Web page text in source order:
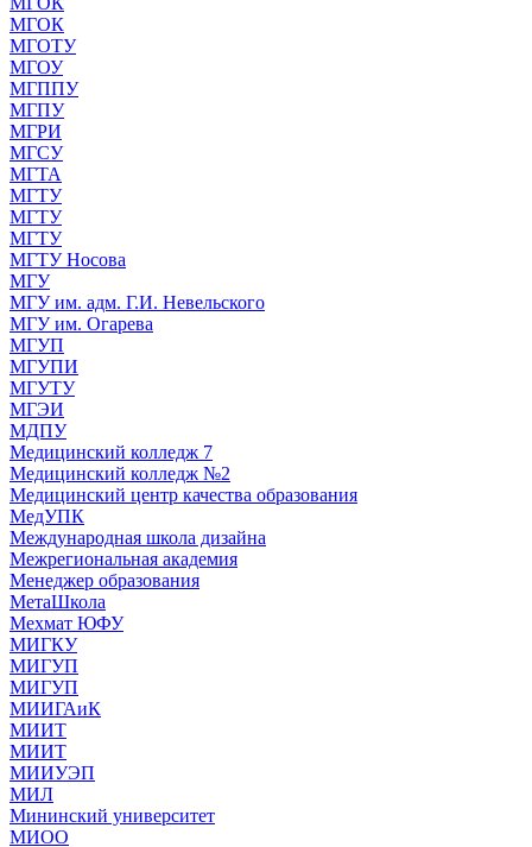
МГОК
МГОТУ
МГОУ
МГППУ
МГПУ
МГРИ
МГСУ
МГТА
МГТУ
МГТУ
МГТУ
МГТУ Носова
МГУ
МГУ им. адм. Г.И. Невельского
МГУ им. Огарева
МГУП
МГУПИ
МГУТУ
МГЭИ
МДПУ
Медицинский колледж 7
Медицинский колледж №2
Медицинский центр качества образования
МедУПК
Международная школа дизайна
Межрегиональная академия
Менеджер образования
МетаШкола
Мехмат ЮФУ
МИГКУ
МИГУП
МИГУП
МИИГАиК
МИИТ
МИИТ
МИИУЭП
МИЛ
Мининский университет
МИОО